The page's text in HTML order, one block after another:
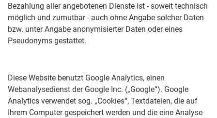
Bezahlung aller angebotenen Dienste ist - soweit technisch
möglich und zumutbar - auch ohne Angabe solcher Daten
bzw. unter Angabe anonymisierter Daten oder eines
Pseudonyms gestattet.
Diese Website benutzt Google Analytics, einen
Webanalysedienst der Google Inc. („Google“). Google
Analytics verwendet sog. „Cookies“, Textdateien, die auf
Ihrem Computer gespeichert werden und die eine Analyse